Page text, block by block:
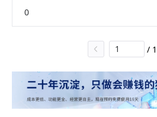
5:shopyy适合做一些特殊品类(你懂
离莆田也近，这个建站平台时间也
都替你解答，但是真的进去之后还有
常强(业务人员)让你感觉建站平台技
6：店匠深圳的建站平台，据说是百
统，收费还行，从4000+到1万+年
错的，在使用的过程中，比较适合
用，但是缺陷是跟shopif仍旧有一
统稳定性等因素，以确保网站的
0
/ 1